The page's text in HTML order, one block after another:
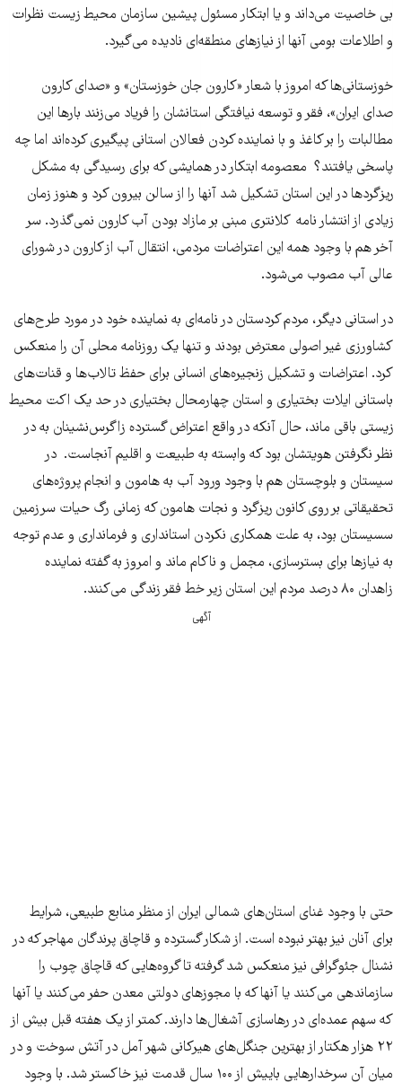
بی خاصیت می‌داند و یا ابتکار مسئول پیشین سازمان محیط زیست نظرات
و اطلاعات بومی آنها از نیازهای منطقه‌ای نادیده می‌گیرد.
خوزستانی‌ها که امروز با شعار «کارون جان خوزستان» و «صدای کارون
صدای ایران»، فقر و توسعه نیافتگی استانشان را فریاد می‌زنند بارها این
مطالبات را بر کاغذ و با نماینده کردن فعالان استانی پیگیری کرده‌اند اما چه
پاسخی یافتند؟ معصومه ابتکار در همایشی که برای رسیدگی به مشکل
ریزگردها در این استان تشکیل شد آنها را از سالن بیرون کرد و هنوز زمان
زیادی از انتشار نامه کلانتری مبنی بر مازاد بودن آب کارون نمی‌گذرد. سر
آخر هم با وجود همه این اعتراضات مردمی، انتقال آب از کارون در شورای
عالی آب مصوب می‌شود.
در استانی دیگر، مردم کردستان در نامه‌ای به نماینده خود در مورد طرح‌های
کشاورزی غیر اصولی معترض بودند و تنها یک روزنامه محلی آن را منعکس
کرد. اعتراضات و تشکیل زنجیره‌های انسانی برای حفظ تالاب‌ها و قنات‌های
باستانی ایلات بختیاری و استان چهارمحال بختیاری در حد یک اکت محیط
زیستی باقی ماند، حال آنکه در واقع اعتراض گسترده زاگرس‌نشینان به در
نظر نگرفتن هویتشان بود که وابسته به طبیعت و اقلیم آنجاست. در
سیستان و بلوچستان هم با وجود ورود آب به هامون و انجام پروژه‌های
تحقیقاتی بر روی کانون ریزگرد و نجات هامون که زمانی رگ حیات سرزمین
سسیستان بود، به علت همکاری نکردن استانداری و فرمانداری و عدم توجه
به نیازها برای بسترسازی، مجمل و ناکام ماند و امروز به گفته نماینده
زاهدان ۸۰ درصد مردم این استان زیر خط فقر زندگی می‌کنند.
آگهی
حتی با وجود غنای استان‌های شمالی ایران از منظر منابع طبیعی، شرایط
برای آنان نیز بهتر نبوده است. از شکار گسترده و قاچاق پرندگان مهاجر که در
نشنال جئوگرافی نیز منعکس شد گرفته تا گروه‌هایی که قاچاق چوب را
سازماندهی می‌کنند یا آنها که با مجوزهای دولتی معدن حفر می‌کنند یا آنها
که سهم عمده‌ای در رهاسازی آشغال‌ها دارند. کمتر از یک هفته قبل بیش از
۲۲ هزار هکتار از بهترین جنگل‌های هیرکانی شهر آمل در آتش سوخت و در
میان آن سرخدارهایی باییش از ۱۰۰ سال قدمت نیز خاکستر شد. با وجود